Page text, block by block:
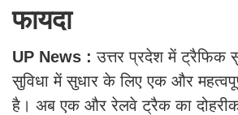
फायदा
UP News :उत्तर प्रदेश में ट्रैफिक
सुविधा में सुधार के लिए एक और
है। अब एक और रेलवे ट्रैक का